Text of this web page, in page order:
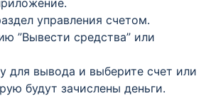
управления счетом.
”Вывести средства” или
для вывода и выберите счет или
будут зачислены деньги.